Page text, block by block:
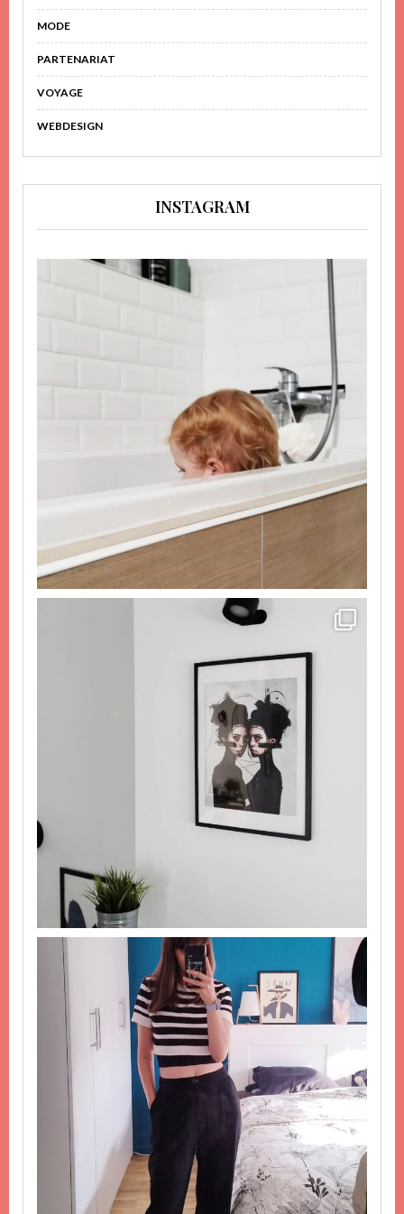
MODE
PARTENARIAT
VOYAGE
WEBDESIGN
INSTAGRAM